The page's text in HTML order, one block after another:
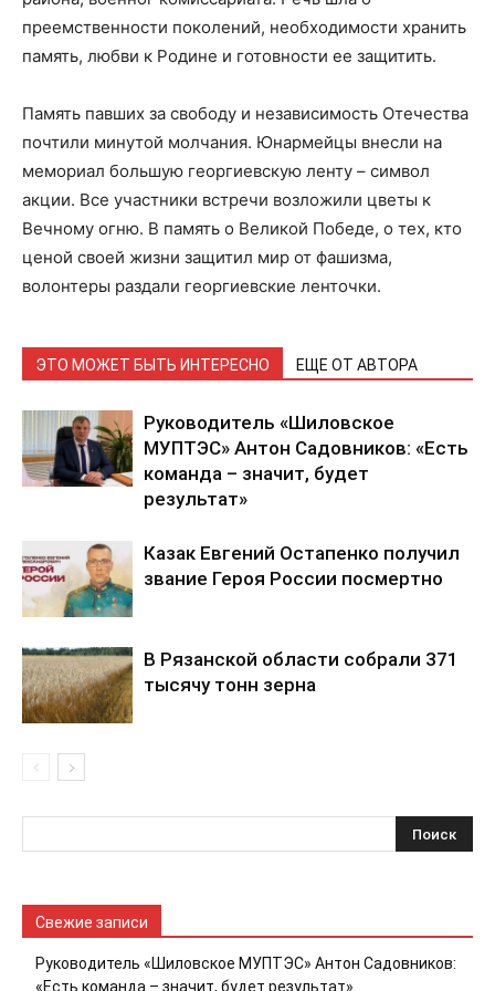
преемственности поколений, необходимости хранить
память, любви к Родине и готовности ее защитить.
Память павших за свободу и независимость Отечества
почтили минутой молчания. Юнармейцы внесли на
мемориал большую георгиевскую ленту – символ
акции. Все участники встречи возложили цветы к
Вечному огню. В память о Великой Победе, о тех, кто
ценой своей жизни защитил мир от фашизма,
волонтеры раздали георгиевские ленточки.
ЭТО МОЖЕТ БЫТЬ ИНТЕРЕСНО ЕЩЕ ОТ АВТОРА
Руководитель «Шиловское
МУПТЭС» Антон Садовников: «Есть
команда – значит, будет
результат»
Казак Евгений Остапенко получил
звание Героя России посмертно
В Рязанской области собрали 371
тысячу тонн зерна
Свежие записи
Руководитель «Шиловское МУПТЭС» Антон Садовников:
«Есть команда – значит, будет результат»